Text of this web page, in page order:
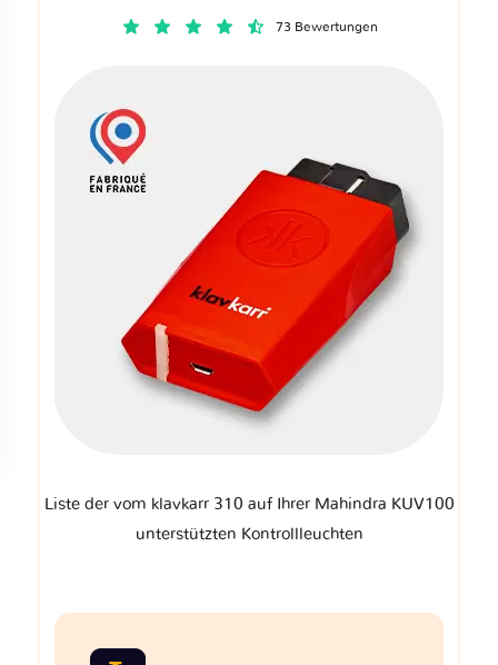
73 Bewertungen
Liste der vom klavkarr 310 auf Ihrer Mahindra KUV100
unterstützten Kontrollleuchten